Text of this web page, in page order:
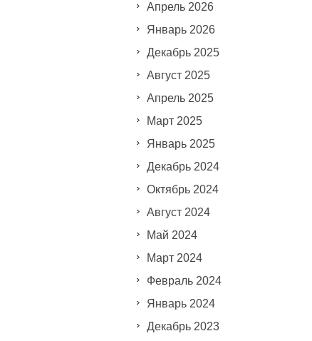
Апрель 2026
Январь 2026
Декабрь 2025
Август 2025
Апрель 2025
Март 2025
Январь 2025
Декабрь 2024
Октябрь 2024
Август 2024
Май 2024
Март 2024
Февраль 2024
Январь 2024
Декабрь 2023